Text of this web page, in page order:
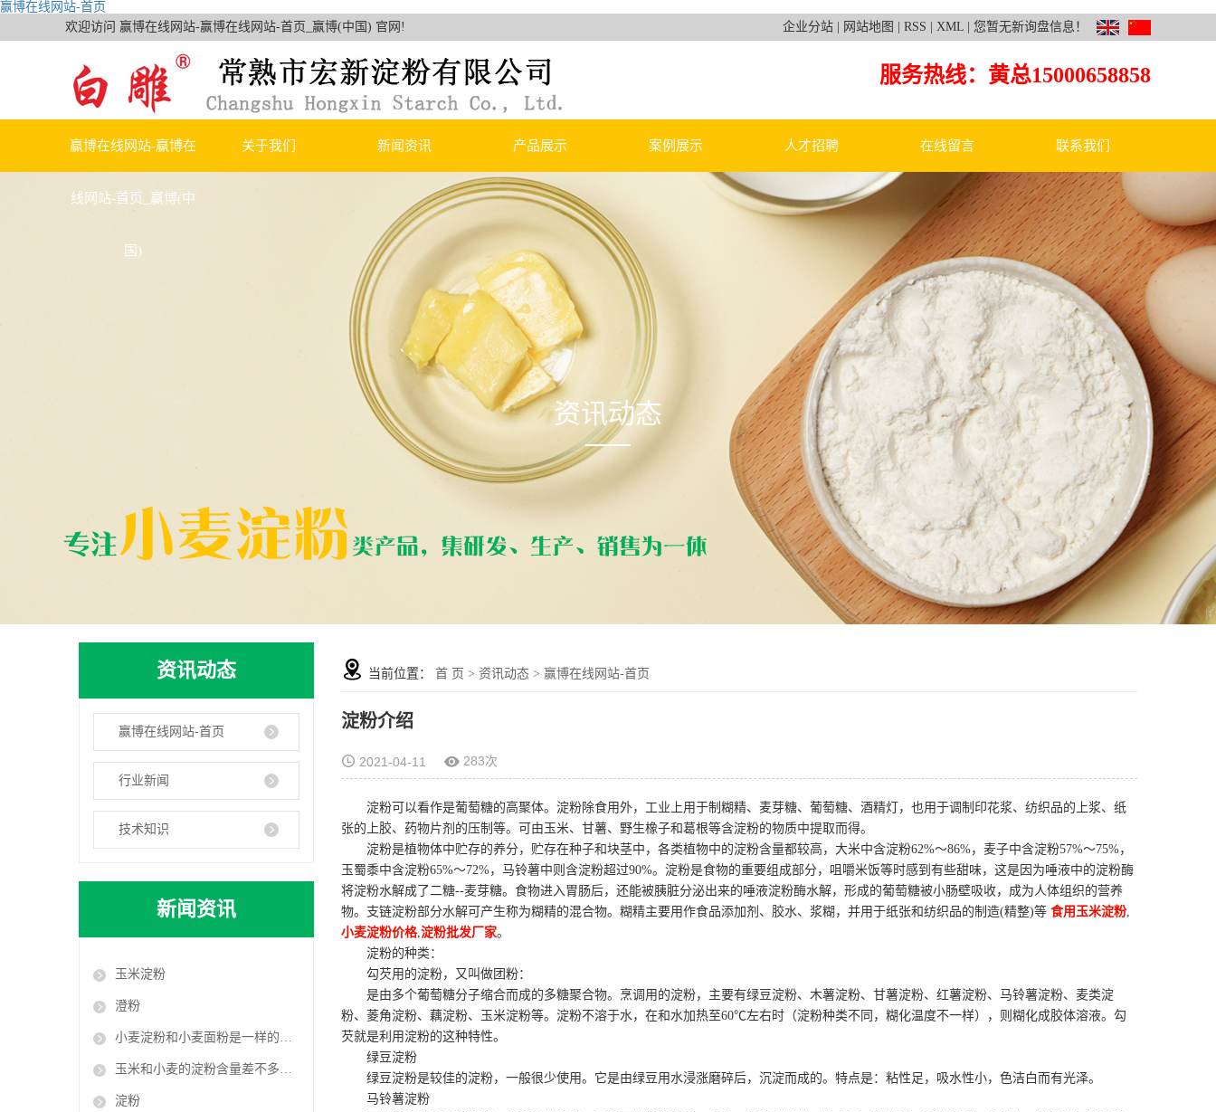
赢博在线网站-首页
欢迎访问 赢博在线网站-赢博在线网站-首页_赢博(中国) 官网!
企业分站 网站地图 RSS XML 您暂无新询盘信息！
服务热线：黄总15000658858
赢博在线网站-赢博在
线网站-首页_赢博(中
国)
关于我们 新闻资讯
赢博在线网站-首页
行业新闻
技术知识
产品展示
小麦淀粉
烤麸（烤麸干）
素肠（水面筋）
烤面筋
案例展示 人才招聘 在线留言 联系我们
资讯动态
资讯动态
赢博在线网站-首页
行业新闻
技术知识
新闻资讯
玉米淀粉
澄粉
小麦淀粉和小麦面粉是一样的吗？
玉米和小麦的淀粉含量差不多：为什么对血糖的影响相差却很大？
淀粉
当前位置： 首 页 > 资讯动态 > 赢博在线网站-首页
淀粉介绍
2021-04-11 283次
淀粉可以看作是葡萄糖的高聚体。淀粉除食用外，工业上用于制糊精、麦芽糖、葡萄糖、酒精灯，也用于调制印花浆、纺织品的上浆、纸
张的上胶、药物片剂的压制等。可由玉米、甘薯、野生橡子和葛根等含淀粉的物质中提取而得。
淀粉是植物体中贮存的养分，贮存在种子和块茎中，各类植物中的淀粉含量都较高，大米中含淀粉62%～86%，麦子中含淀粉57%～75%，
玉蜀黍中含淀粉65%～72%，马铃薯中则含淀粉超过90%。淀粉是食物的重要组成部分，咀嚼米饭等时感到有些甜味，这是因为唾液中的淀粉酶
将淀粉水解成了二糖--麦芽糖。食物进入胃肠后，还能被胰脏分泌出来的唾液淀粉酶水解，形成的葡萄糖被小肠壁吸收，成为人体组织的营养
物。支链淀粉部分水解可产生称为糊精的混合物。糊精主要用作食品添加剂、胶水、浆糊，并用于纸张和纺织品的制造(精整)等 食用玉米淀粉,
小麦淀粉价格,淀粉批发厂家。
淀粉的种类：
勾芡用的淀粉，又叫做团粉：
是由多个葡萄糖分子缩合而成的多糖聚合物。烹调用的淀粉，主要有绿豆淀粉、木薯淀粉、甘薯淀粉、红薯淀粉、马铃薯淀粉、麦类淀
粉、菱角淀粉、藕淀粉、玉米淀粉等。淀粉不溶于水，在和水加热至60℃左右时（淀粉种类不同，糊化温度不一样），则糊化成胶体溶液。勾
芡就是利用淀粉的这种特性。
绿豆淀粉
绿豆淀粉是较佳的淀粉，一般很少使用。它是由绿豆用水浸涨磨碎后，沉淀而成的。特点是：粘性足，吸水性小，色洁白而有光泽。
马铃薯淀粉